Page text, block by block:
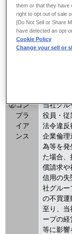
このため
的な部品
料の調達
の取引に
て、調達
②コン
プラ
イア
ンス
当社グル
役員・従
法令違反
企業倫理
為等を発
た場合、
償請求や
信用の失
社グルー
の不買運
至り、当
ープの経
等に影響
them or that they have
right to opt out of sale
[Do Not Sell or Share
have detected an opt-
Cookie Policy
Change your sell or